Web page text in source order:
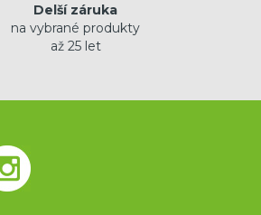
Delší záruka
na vybrané produkty
až 25 let